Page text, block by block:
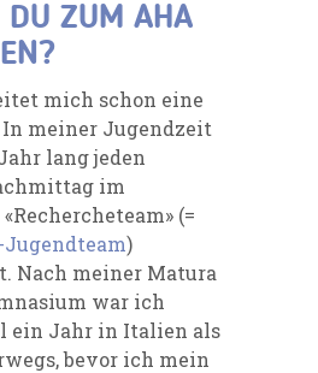
DU ZUM AHA
mich schon eine
In meiner Jugendzeit
lang jeden
im
(=
Jugendteam)
Nach meiner Matura
war ich
ein Jahr in Italien als
bevor ich mein